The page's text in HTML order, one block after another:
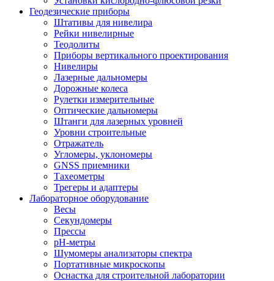
Геодезические приборы
Штативы для нивелира
Рейки нивелирные
Теодолиты
Приборы вертикального проектирования
Нивелиры
Лазерные дальномеры
Дорожные колеса
Рулетки измерительные
Оптические дальномеры
Штанги для лазерных уровней
Уровни строительные
Отражатель
Угломеры, уклономеры
GNSS приемники
Тахеометры
Трегеры и адаптеры
Лабораторное оборудование
Весы
Секундомеры
Прессы
pH-метры
Шумомеры анализаторы спектра
Портативные микроскопы
Оснастка для строительной лаборатории